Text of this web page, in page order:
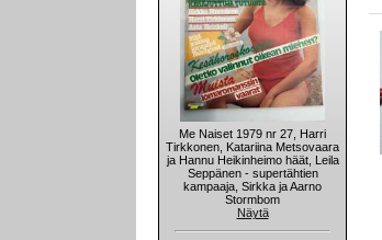
Me Naiset 1979 nr 27, Harri
Tirkkonen, Katariina Metsovaara
ja Hannu Heikinheimo häät, Leila
Seppänen - supertähtien
kampaaja, Sirkka ja Aarno
Stormbom
Näytä